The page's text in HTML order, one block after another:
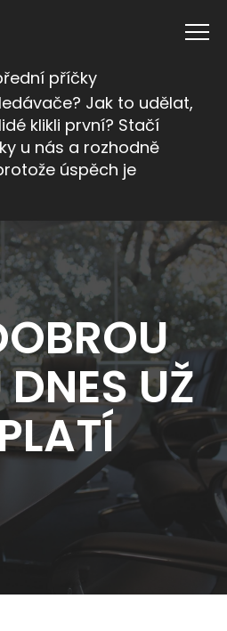
příčky
Jak to udělat,
klikli první? Stačí
u nás a rozhodně
úspěch je
UŽ